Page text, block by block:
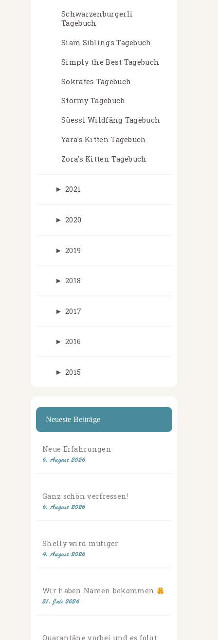
Schwarzenburgerli
Tagebuch
Siam Siblings Tagebuch
Simply the Best Tagebuch
Sokrates Tagebuch
Stormy Tagebuch
Süessi Wildfäng Tagebuch
Yara's Kitten Tagebuch
Zora's Kitten Tagebuch
► 2021
► 2020
► 2019
► 2018
► 2017
► 2016
► 2015
Neueste Beiträge
Neue Erfahrungen
6. August 2026
Ganz schön verfressen!
6. August 2026
Shelly wird mutiger
4. August 2026
Wir haben Namen bekommen
31. Juli 2026
Quarantäne vorbei und es folgt